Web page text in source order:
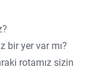
bir yer var mı?
rotamız sizin